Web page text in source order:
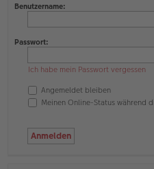
Benutzername:
Passwort:
Ich habe mein Passwort vergessen
Angemeldet bleiben
Meinen Online-Status während